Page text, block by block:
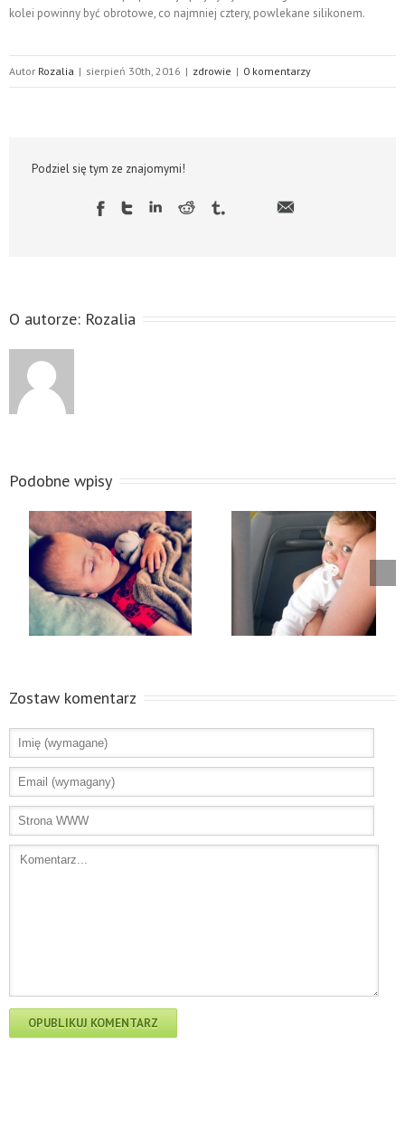
kolei powinny być obrotowe, co najmniej cztery, powlekane silikonem.
Autor Rozalia | sierpień 30th, 2016 | zdrowie | 0 komentarzy
Podziel się tym ze znajomymi!
O autorze: Rozalia
Podobne wpisy
Zostaw komentarz